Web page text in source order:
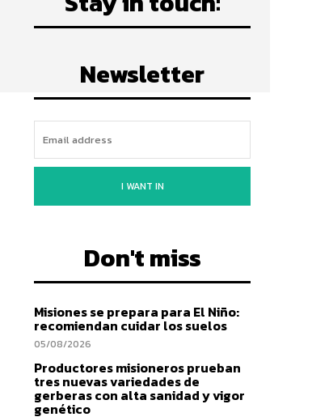
Newsletter
I WANT IN
Don't miss
Misiones se prepara para El Niño:
recomiendan cuidar los suelos
05/08/2026
Productores misioneros prueban
tres nuevas variedades de
gerberas con alta sanidad y vigor
genético